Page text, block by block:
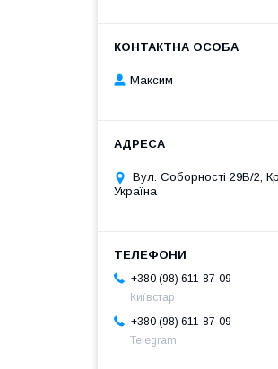
Максим
Вул. Соборності 29В/2,
Україна
+380 (98) 611-87-09
Київстар
+380 (98) 611-87-09
Telegram